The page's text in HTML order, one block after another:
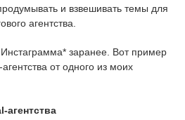
и взвешивать темы для
агентства.
заранее. Вот пример
от одного из моих
агентства